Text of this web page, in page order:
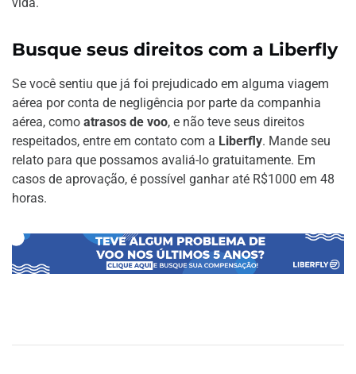
Busque seus direitos com a Liberfly
Se você sentiu que já foi prejudicado em alguma viagem
aérea por conta de negligência por parte da companhia
aérea, como atrasos de voo, e não teve seus direitos
respeitados, entre em contato com a Liberfly. Mande seu
relato para que possamos avaliá-lo gratuitamente. Em
casos de aprovação, é possível ganhar até R$1000 em 48
horas.